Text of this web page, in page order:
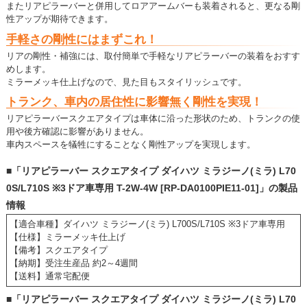
またリアピラーバーと併用してロアアームバーも装着されると、更なる剛
性アップが期待できます。
手軽さの剛性にはまずこれ！
リアの剛性・補強には、取付簡単で手軽なリアピラーバーの装着をおすす
めします。
ミラーメッキ仕上げなので、見た目もスタイリッシュです。
トランク、車内の居住性に影響無く剛性を実現！
リアピラーバースクエアタイプは車体に沿った形状のため、トランクの使
用や後方確認に影響がありません。
車内スペースを犠牲にすることなく剛性アップを実現します。
■「リアピラーバー スクエアタイプ ダイハツ ミラジーノ(ミラ) L70
0S/L710S ※3ドア車専用 T-2W-4W [RP-DA0100PIE11-01]」の製品
情報
【適合車種】ダイハツ ミラジーノ(ミラ) L700S/L710S ※3ドア車専用
【仕様】ミラーメッキ仕上げ
【備考】スクエアタイプ
【納期】受注生産品 約2～4週間
【送料】通常宅配便
■「リアピラーバー スクエアタイプ ダイハツ ミラジーノ(ミラ) L70